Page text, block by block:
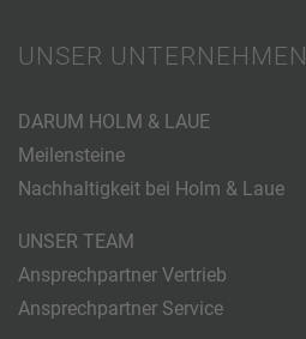
UNSER UNTERNEHMEN
DARUM HOLM & LAUE
Meilensteine
Nachhaltigkeit bei Holm & Laue
UNSER TEAM
Ansprechpartner Vertrieb
Ansprechpartner Service